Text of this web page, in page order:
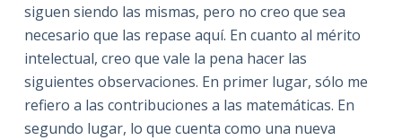
siguen siendo las mismas, pero no creo que sea
necesario que las repase aquí. En cuanto al mérito
intelectual, creo que vale la pena hacer las
siguientes observaciones. En primer lugar, sólo me
refiero a las contribuciones a las matemáticas. En
segundo lugar, lo que cuenta como una nueva